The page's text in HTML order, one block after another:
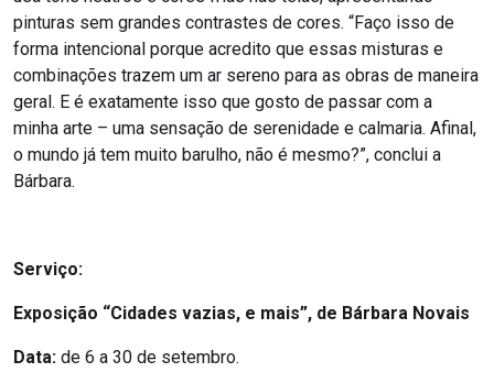
pinturas sem grandes contrastes de cores. “Faço isso de
forma intencional porque acredito que essas misturas e
combinações trazem um ar sereno para as obras de maneira
geral. E é exatamente isso que gosto de passar com a
minha arte – uma sensação de serenidade e calmaria. Afinal,
o mundo já tem muito barulho, não é mesmo?”, conclui a
Bárbara.
Serviço:
Exposição “Cidades vazias, e mais”, de Bárbara Novais
Data: de 6 a 30 de setembro.